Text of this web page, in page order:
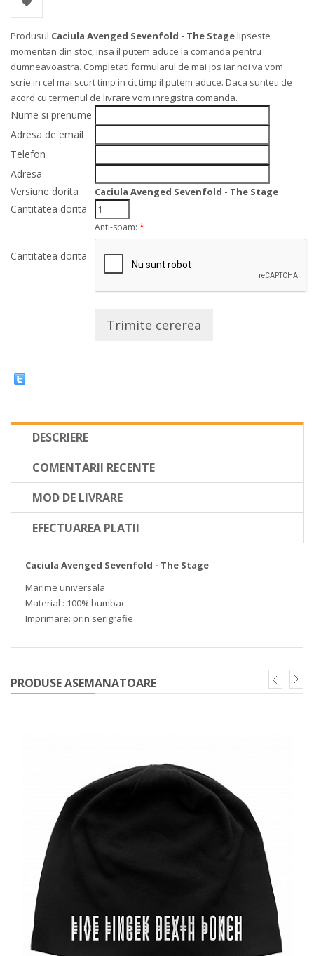
Produsul Caciula Avenged Sevenfold - The Stagelipseste
momentan din stoc, insa il putem aduce la comanda pentru
dumneavoastra. Completati formularul de mai jos iar noi va vom
scrie in cel mai scurt timp in cit timp il putem aduce. Daca sunteti de
acord cu termenul de livrare vom inregistra comanda.
Nume si prenume
Adresa de email
Telefon
Adresa
Versiune dorita
Caciula Avenged Sevenfold - The Stage
Cantitatea dorita
Cantitatea dorita
Anti-spam: *
Trimite cererea
DESCRIERE
COMENTARII RECENTE
MOD DE LIVRARE
EFECTUAREA PLATII
Caciula Avenged Sevenfold - The Stage
Marime universala
Material : 100% bumbac
Imprimare: prin serigrafie
PRODUSE ASEMANATOARE